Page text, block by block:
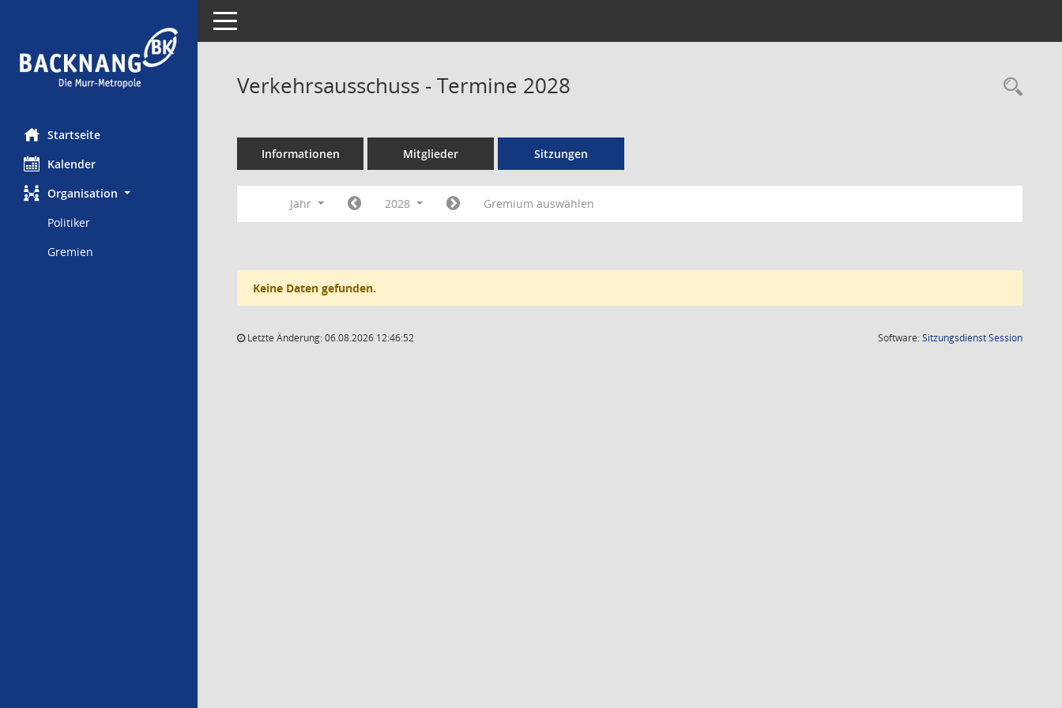
Startseite
Kalender
Organisation
Politiker
Gremien
Toggle navigation
Verkehrsausschuss - Termine 2028
Informationen Mitglieder Sitzungen
Jahr 2028 Gremium auswählen
Keine Daten gefunden.
Letzte Änderung: 06.08.2026 12:46:52 Software:SitzungsdienstSession(Wird in